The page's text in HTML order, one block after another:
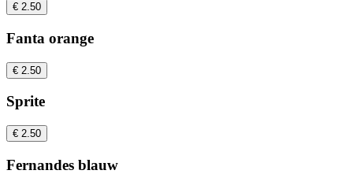
€ 2.50
Fanta orange
€ 2.50
Sprite
€ 2.50
Fernandes blauw